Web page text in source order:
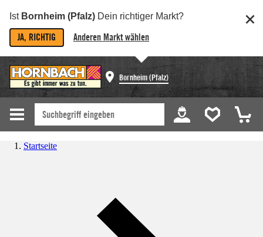
Ist Bornheim (Pfalz) Dein richtiger Markt?
JA, RICHTIG Anderen Markt wählen
Bornheim (Pfalz)
Startseite